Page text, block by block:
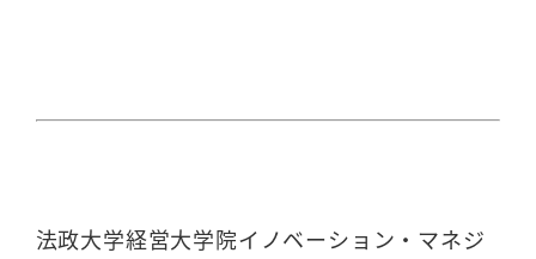
法政大学経営大学院イノベーション・マネジ